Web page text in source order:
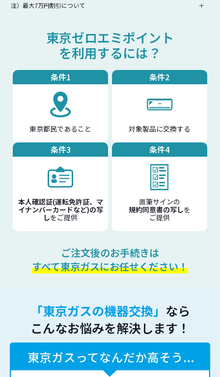
注）最大7万円割引について ＋
東京ゼロエミポイント
を利用するには？
条件1
東京都民であること
条件2
対象製品に交換する
条件3
本人確認証(運転免許証、マ
イナンバーカードなど)の写
しをご提供
条件4
直筆サインの
規約同意書の写しを
ご提供
ご注文後のお手続きは
すべて東京ガスにお任せください！
「東京ガスの機器交換」 なら
こんなお悩みを解決します！